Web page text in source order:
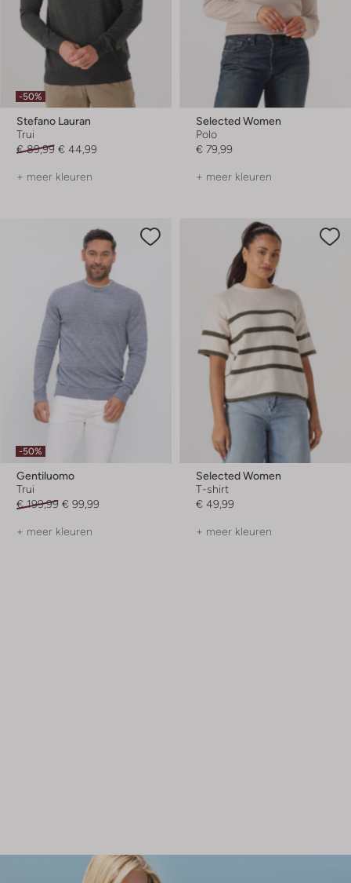
-50%
Stefano Lauran
Trui
€ 89,99 € 44,99
+ meer kleuren
Selected Women
Polo
€ 79,99
+ meer kleuren
-50%
Gentiluomo
Trui
€ 199,99 € 99,99
+ meer kleuren
Selected Women
T-shirt
€ 49,99
+ meer kleuren